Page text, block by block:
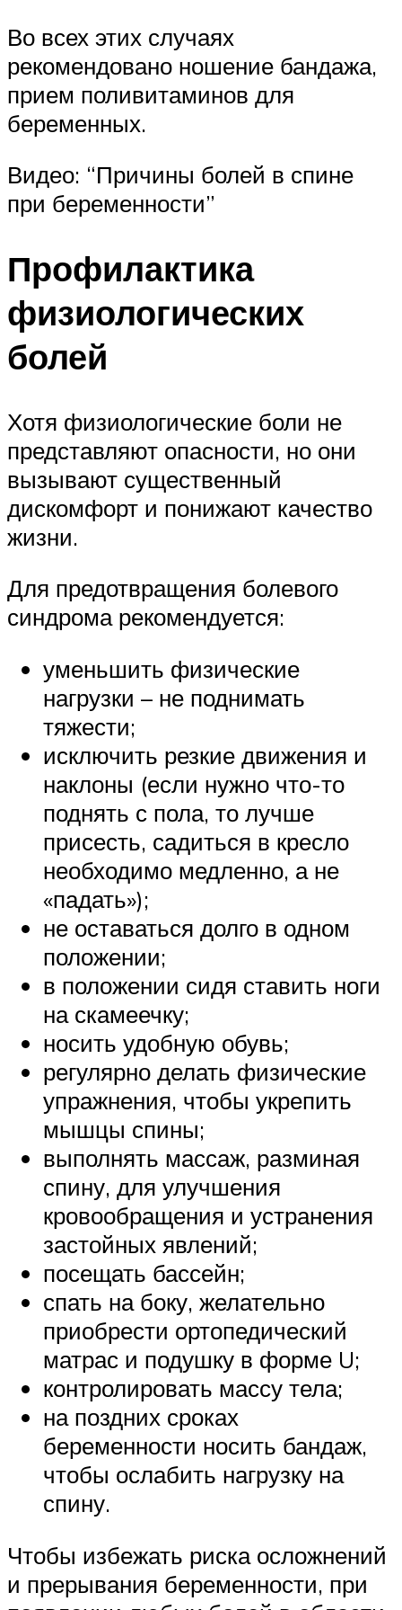
Во всех этих случаях
рекомендовано ношение бандажа,
прием поливитаминов для
беременных.
Видео: “Причины болей в спине
при беременности”
Профилактика
физиологических
болей
Хотя физиологические боли не
представляют опасности, но они
вызывают существенный
дискомфорт и понижают качество
жизни.
Для предотвращения болевого
синдрома рекомендуется:
уменьшить физические
нагрузки – не поднимать
тяжести;
исключить резкие движения и
наклоны (если нужно что-то
поднять с пола, то лучше
присесть, садиться в кресло
необходимо медленно, а не
«падать»);
не оставаться долго в одном
положении;
в положении сидя ставить ноги
на скамеечку;
носить удобную обувь;
регулярно делать физические
упражнения, чтобы укрепить
мышцы спины;
выполнять массаж, разминая
спину, для улучшения
кровообращения и устранения
застойных явлений;
посещать бассейн;
спать на боку, желательно
приобрести ортопедический
матрас и подушку в форме U;
контролировать массу тела;
на поздних сроках
беременности носить бандаж,
чтобы ослабить нагрузку на
спину.
Чтобы избежать риска осложнений
и прерывания беременности, при